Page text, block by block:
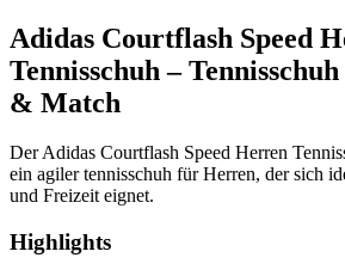
Adidas Courtflash Speed
Tennisschuh –
& Match
Der Adidas Courtflash Speed Herren
ein agiler tennisschuh für Herren, der sich
und Freizeit eignet.
Highlights